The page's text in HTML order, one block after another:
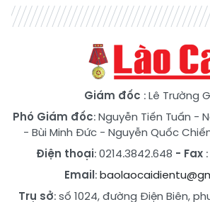
Giám đốc : Lê Trường
Phó Giám đốc:Nguyễn Tiến Tuấn -
- Bùi Minh Đức- Nguyễn Quốc
Điện thoại: 0214.3842.648 - Fax
Email:
Trụ sở: số 1024, đường Điện Biên,